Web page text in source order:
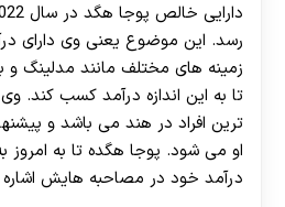
رسد. این موضوع یعنی وی دارای
زمینه های مختلف مانند مدلینگ و
تا به این اندازه درآمد کسب کند.
ترین افراد در هند می باشد و
او می شود. پوجا هگده تا به امروز
درآمد خود در مصاحبه هایش